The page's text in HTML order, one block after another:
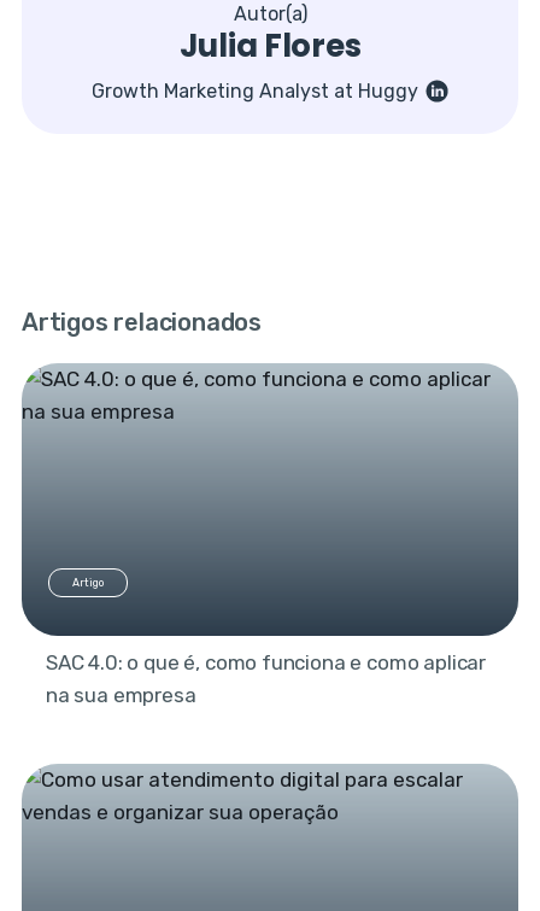
Autor(a)
Julia Flores
Growth Marketing Analyst at Huggy
Artigos relacionados
Artigo
SAC 4.0: o que é, como funciona e como aplicar
na sua empresa